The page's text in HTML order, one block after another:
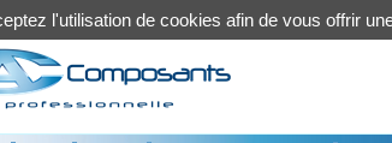
l'utilisation de cookies afin de vous offrir